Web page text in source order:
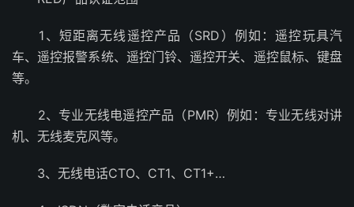
1、短距离无线遥控产品（SRD）例如：遥控玩具汽
车、遥控报警系统、遥控门铃、遥控开关、遥控鼠标、键盘
等。
2、专业无线电遥控产品（PMR）例如：专业无线对讲
机、无线麦克风等。
3、无线电话CTO、CT1、CT1+…